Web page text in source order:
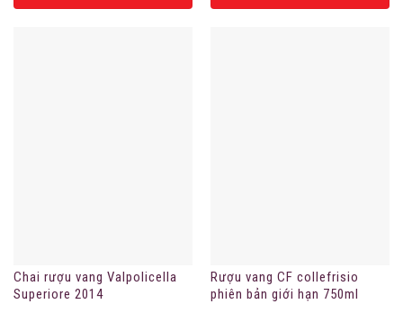
Chai rượu vang Valpolicella
Superiore 2014
Rượu vang CF collefrisio
phiên bản giới hạn 750ml